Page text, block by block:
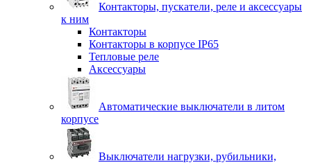
Контакторы, пускатели, реле и аксессуары
к ним
Контакторы
Контакторы в корпусе IP65
Тепловые реле
Аксессуары
Автоматические выключатели в литом
корпусе
Выключатели нагрузки, рубильники,